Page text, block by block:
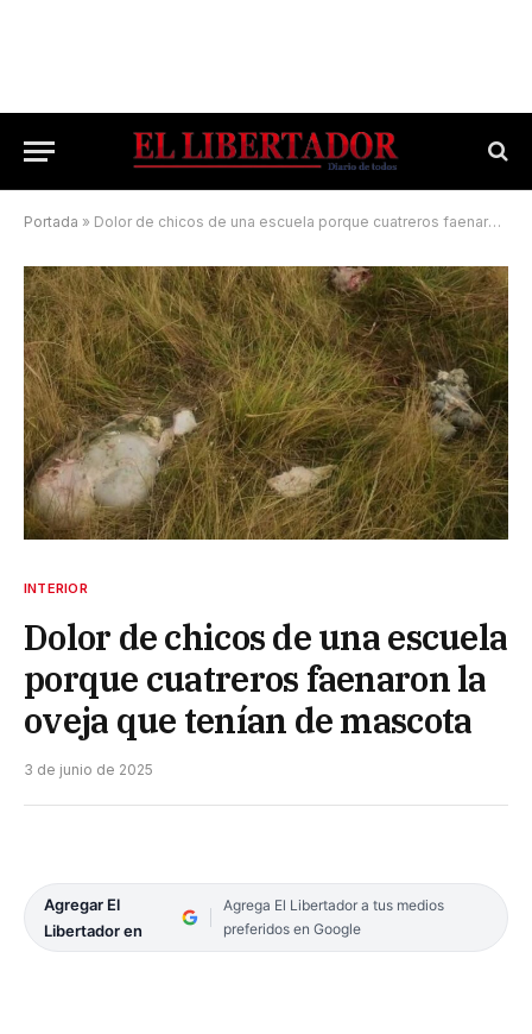
Portada » Dolor de chicos de una escuela porque cuatreros faenaron la oveja que tenían de mascota
INTERIOR
Dolor de chicos de una escuela
porque cuatreros faenaron la
oveja que tenían de mascota
3 de junio de 2025
Agregar El
Libertador en
Agrega El Libertador a tus medios
preferidos en Google